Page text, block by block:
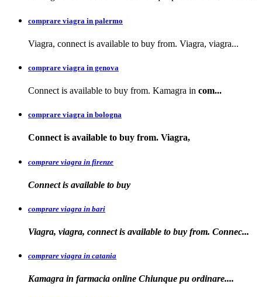
comprare viagra in palermo
Viagra, connect is available to buy from. Viagra, viagra...
comprare viagra in genova
Connect is available to buy from. Kamagra in com...
comprare viagra in bologna
Connect is available to buy from. Viagra,
comprare viagra in firenze
Connect is available to buy
comprare viagra in bari
Viagra, viagra, connect is available to buy from. Connec...
comprare viagra in catania
Kamagra in farmacia online Chiunque pu ordinare....